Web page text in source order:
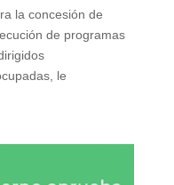
la concesión de
de programas
le